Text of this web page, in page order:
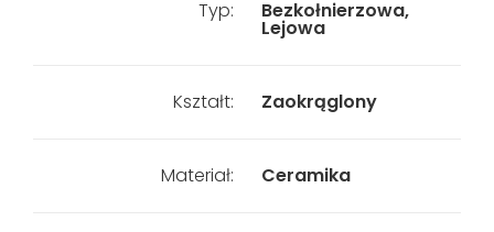
Typ: Bezkołnierzowa,
Lejowa
Kształt: Zaokrąglony
Materiał: Ceramika